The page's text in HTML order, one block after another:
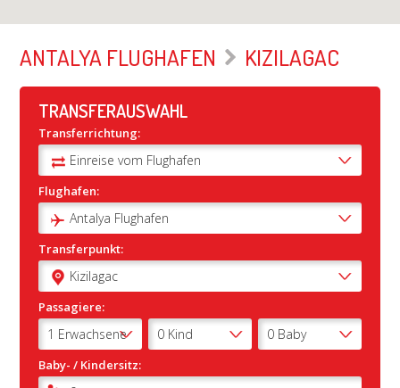
ANTALYA FLUGHAFEN KIZILAGAC
TRANSFERAUSWAHL
Transferrichtung:
Flughafen:
Transferpunkt:
Passagiere:
Baby- / Kindersitz: